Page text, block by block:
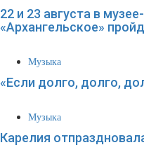
22 и 23 августа в
«Архангельское»
Музыка
«Если долго, долго,
Музыка
Карелия